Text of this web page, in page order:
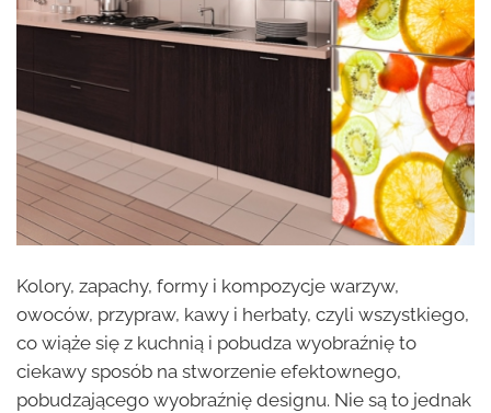
Kolory, zapachy, formy i kompozycje warzyw,
owoców, przypraw, kawy i herbaty, czyli wszystkiego,
co wiąże się z kuchnią i pobudza wyobraźnię to
ciekawy sposób na stworzenie efektownego,
pobudzającego wyobraźnię designu. Nie są to jednak